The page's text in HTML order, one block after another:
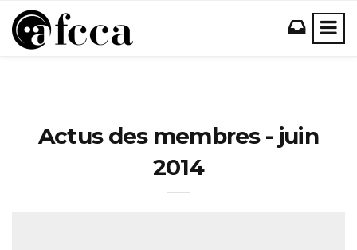
Actus des membres - juin
2014